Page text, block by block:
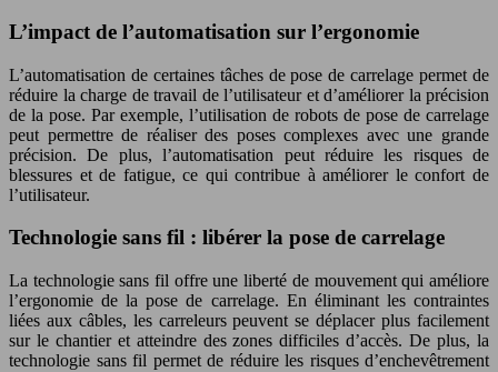
L’impact de l’automatisation sur l’ergonomie
L’automatisation de certaines tâches de pose de carrelage permet de
réduire la charge de travail de l’utilisateur et d’améliorer la précision
de la pose. Par exemple, l’utilisation de robots de pose de carrelage
peut permettre de réaliser des poses complexes avec une grande
précision. De plus, l’automatisation peut réduire les risques de
blessures et de fatigue, ce qui contribue à améliorer le confort de
l’utilisateur.
Technologie sans fil : libérer la pose de carrelage
La technologie sans fil offre une liberté de mouvement qui améliore
l’ergonomie de la pose de carrelage. En éliminant les contraintes
liées aux câbles, les carreleurs peuvent se déplacer plus facilement
sur le chantier et atteindre des zones difficiles d’accès. De plus, la
technologie sans fil permet de réduire les risques d’enchevêtrement